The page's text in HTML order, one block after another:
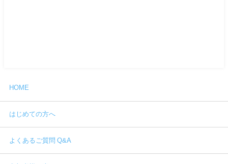
HOME
はじめての方へ
よくあるご質問 Q&A